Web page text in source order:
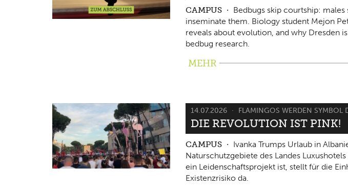
CAMPUS
Bedbugs skip courtship: males
inseminate them. Biology student Mejon
reveals about evolution, and why Dresden
bedbug research.
MEHR
14.07.2026 FLAMINGOS WERDEN SYMBOL
DIE REVOLUTION IST PINK!
CAMPUS
Ivanka Trumps Urlaub in
Naturschutzgebiete des Landes
ein Leidenschaftsprojekt ist, stellt für die
Existenzrisiko da.